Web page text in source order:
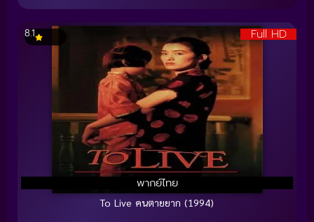
Full HD
พากย์ไทย
8.1
To Live คนตายยาก (1994)